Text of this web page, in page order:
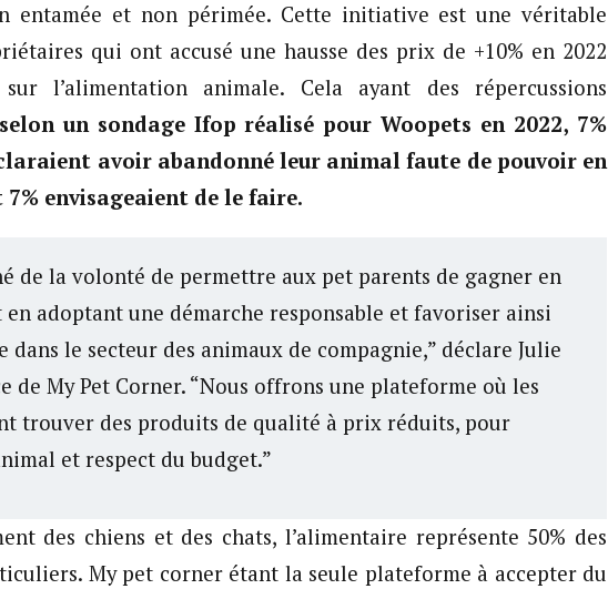
entamée et non périmée. Cette initiative est une véritable
qui ont accusé une hausse des prix de +10% en 2022
l’alimentation animale. Cela ayant des répercussions
selon un sondage Ifop réalisé pour Woopets en 2022, 7%
avoir abandonné leur animal faute de pouvoir en
envisageaient de le faire.
de la volonté de permettre aux pet parents de gagner en
adoptant une démarche responsable et favoriser ainsi
dans le secteur des animaux de compagnie,” déclare Julie
de My Pet Corner. “Nous offrons une plateforme où les
trouver des produits de qualité à prix réduits, pour
et respect du budget.”
des chiens et des chats, l’alimentaire représente 50% des
My pet corner étant la seule plateforme à accepter du